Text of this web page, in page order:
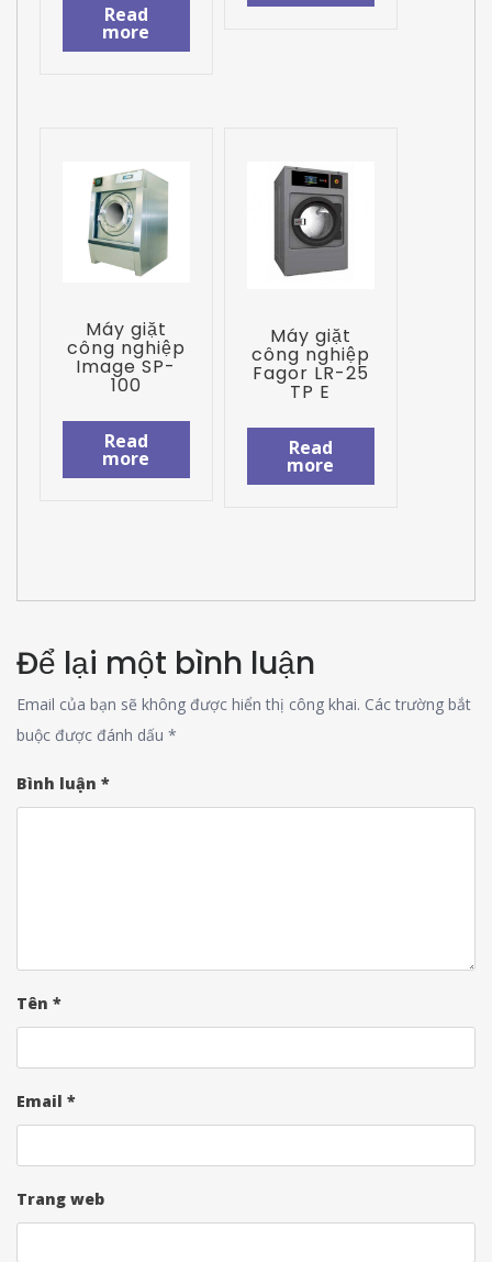
Read
more
Máy giặt
công nghiệp
Image SP-
100
Read
more
Máy giặt
công nghiệp
Fagor LR-25
TP E
Read
more
Để lại một bình luận
Email của bạn sẽ không được hiển thị công khai. Các trường bắt
buộc được đánh dấu *
Bình luận *
Tên *
Email *
Trang web